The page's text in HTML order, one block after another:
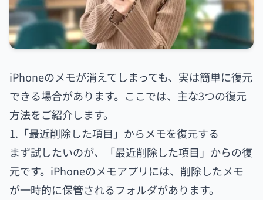
iPhoneのメモが消えてしまっても、実は簡単に復元
できる場合があります。ここでは、主な3つの復元
方法をご紹介します。
1.「最近削除した項目」からメモを復元する
まず試したいのが、「最近削除した項目」からの復
元です。iPhoneのメモアプリには、削除したメモ
が一時的に保管されるフォルダがあります。